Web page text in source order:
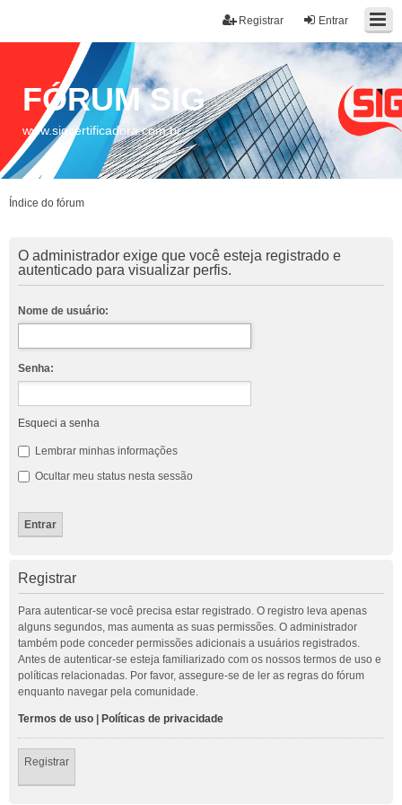
Entrar
Registrar
FÓRUM SIG
www.sigcertificadora.com.br
Índice do fórum
O administrador exige que você esteja registrado e
autenticado para visualizar perfis.
Nome de usuário:
Senha:
Esqueci a senha
Lembrar minhas informações
Ocultar meu status nesta sessão
Registrar
Para autenticar-se você precisa estar registrado. O registro leva apenas
alguns segundos, mas aumenta as suas permissões. O administrador
também pode conceder permissões adicionais a usuários registrados.
Antes de autenticar-se esteja familiarizado com os nossos termos de uso e
políticas relacionadas. Por favor, assegure-se de ler as regras do fórum
enquanto navegar pela comunidade.
Termos de uso Políticas de privacidade
Registrar